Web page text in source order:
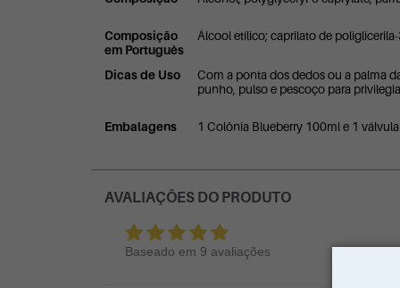
Composição
em Português
Álcool etílico; caprilato de
Dicas de Uso
Com a ponta dos dedos ou a palma
punho, pulso e pescoço para
Embalagens 1 Colônia Blueberry 100ml e 1
AVALIAÇÕES DO PRODUTO
Baseado em 9 avaliações